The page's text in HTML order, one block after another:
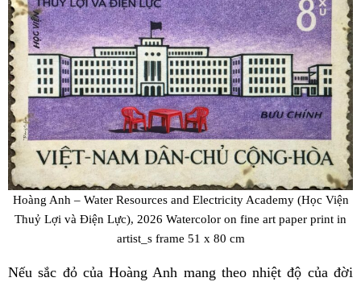
Hoàng Anh – Water Resources and Electricity Academy (Học Viện
Thuỷ Lợi và Điện Lực), 2026 Watercolor on fine art paper print in
artist_s frame 51 x 80 cm
Nếu sắc đỏ của Hoàng Anh mang theo nhiệt độ của đời